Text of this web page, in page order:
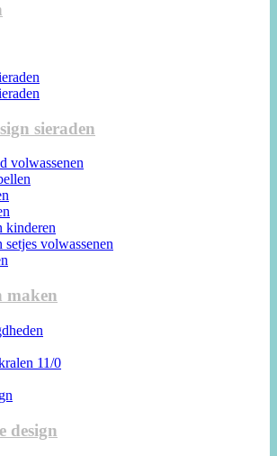
sieraden
volwassenen
kinderen
setjes volwassenen
maken
11/0
design